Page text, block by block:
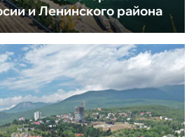
и Ленинского района